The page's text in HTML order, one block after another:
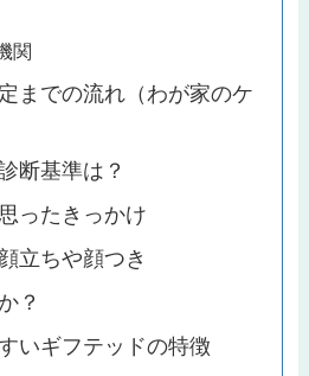
関
までの流れ（わが家のケ
断基準は？
ったきっかけ
立ちや顔つき
？
いギフテッドの特徴